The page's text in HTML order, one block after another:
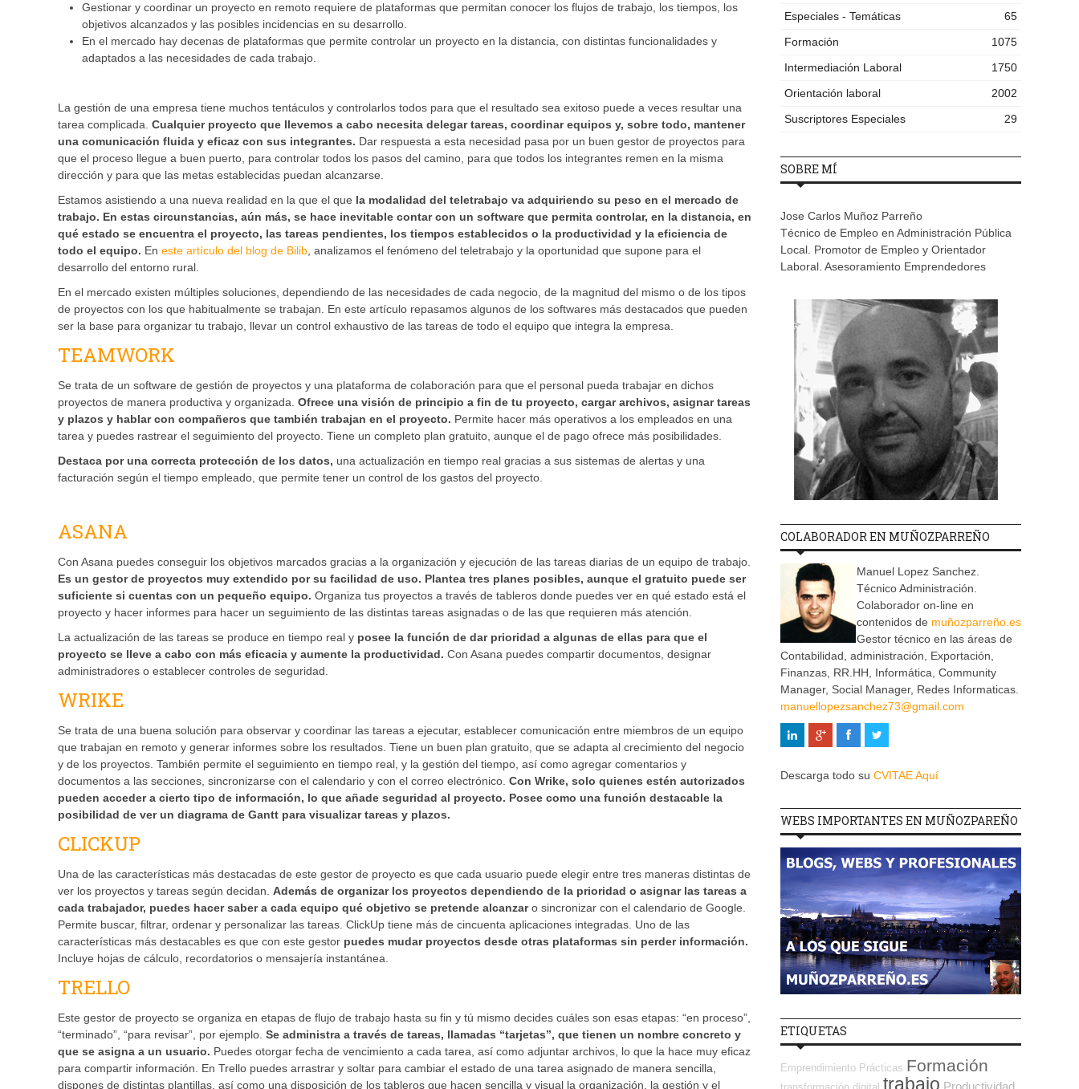
Gestionar y coordinar un proyecto en remoto requiere de plataformas que permitan conocer los flujos de trabajo, los tiempos, los
objetivos alcanzados y las posibles incidencias en su desarrollo.
En el mercado hay decenas de plataformas que permite controlar un proyecto en la distancia, con distintas funcionalidades y
adaptados a las necesidades de cada trabajo.
La gestión de una empresa tiene muchos tentáculos y controlarlos todos para que el resultado sea exitoso puede a veces resultar una
tarea complicada. Cualquier proyecto que llevemos a cabo necesita delegar tareas, coordinar equipos y, sobre todo, mantener
una comunicación fluida y eficaz con sus integrantes. Dar respuesta a esta necesidad pasa por un buen gestor de proyectos para
que el proceso llegue a buen puerto, para controlar todos los pasos del camino, para que todos los integrantes remen en la misma
dirección y para que las metas establecidas puedan alcanzarse.
Estamos asistiendo a una nueva realidad en la que el que la modalidad del teletrabajo va adquiriendo su peso en el mercado de
trabajo. En estas circunstancias, aún más, se hace inevitable contar con un software que permita controlar, en la distancia, en
qué estado se encuentra el proyecto, las tareas pendientes, los tiempos establecidos o la productividad y la eficiencia de
todo el equipo. En este artículo del blog de Bilib, analizamos el fenómeno del teletrabajo y la oportunidad que supone para el
desarrollo del entorno rural.
En el mercado existen múltiples soluciones, dependiendo de las necesidades de cada negocio, de la magnitud del mismo o de los tipos
de proyectos con los que habitualmente se trabajan. En este artículo repasamos algunos de los softwares más destacados que pueden
ser la base para organizar tu trabajo, llevar un control exhaustivo de las tareas de todo el equipo que integra la empresa.
TEAMWORK
Se trata de un software de gestión de proyectos y una plataforma de colaboración para que el personal pueda trabajar en dichos
proyectos de manera productiva y organizada. Ofrece una visión de principio a fin de tu proyecto, cargar archivos, asignar tareas
y plazos y hablar con compañeros que también trabajan en el proyecto. Permite hacer más operativos a los empleados en una
tarea y puedes rastrear el seguimiento del proyecto. Tiene un completo plan gratuito, aunque el de pago ofrece más posibilidades.
Destaca por una correcta protección de los datos, una actualización en tiempo real gracias a sus sistemas de alertas y una
facturación según el tiempo empleado, que permite tener un control de los gastos del proyecto.
ASANA
Con Asana puedes conseguir los objetivos marcados gracias a la organización y ejecución de las tareas diarias de un equipo de trabajo.
Es un gestor de proyectos muy extendido por su facilidad de uso. Plantea tres planes posibles, aunque el gratuito puede ser
suficiente si cuentas con un pequeño equipo. Organiza tus proyectos a través de tableros donde puedes ver en qué estado está el
proyecto y hacer informes para hacer un seguimiento de las distintas tareas asignadas o de las que requieren más atención.
La actualización de las tareas se produce en tiempo real y posee la función de dar prioridad a algunas de ellas para que el
proyecto se lleve a cabo con más eficacia y aumente la productividad. Con Asana puedes compartir documentos, designar
administradores o establecer controles de seguridad.
WRIKE
Se trata de una buena solución para observar y coordinar las tareas a ejecutar, establecer comunicación entre miembros de un equipo
que trabajan en remoto y generar informes sobre los resultados. Tiene un buen plan gratuito, que se adapta al crecimiento del negocio
y de los proyectos. También permite el seguimiento en tiempo real, y la gestión del tiempo, así como agregar comentarios y
documentos a las secciones, sincronizarse con el calendario y con el correo electrónico. Con Wrike, solo quienes estén autorizados
pueden acceder a cierto tipo de información, lo que añade seguridad al proyecto. Posee como una función destacable la
posibilidad de ver un diagrama de Gantt para visualizar tareas y plazos.
CLICKUP
Una de las características más destacadas de este gestor de proyecto es que cada usuario puede elegir entre tres maneras distintas de
ver los proyectos y tareas según decidan. Además de organizar los proyectos dependiendo de la prioridad o asignar las tareas a
cada trabajador, puedes hacer saber a cada equipo qué objetivo se pretende alcanzaro sincronizar con el calendario de Google.
Permite buscar, filtrar, ordenar y personalizar las tareas. ClickUp tiene más de cincuenta aplicaciones integradas. Uno de las
características más destacables es que con este gestor puedes mudar proyectos desde otras plataformas sin perder información.
Incluye hojas de cálculo, recordatorios o mensajería instantánea.
TRELLO
Este gestor de proyecto se organiza en etapas de flujo de trabajo hasta su fin y tú mismo decides cuáles son esas etapas: “en proceso”,
“terminado”, “para revisar”, por ejemplo. Se administra a través de tareas, llamadas “tarjetas”, que tienen un nombre concreto y
que se asigna a un usuario. Puedes otorgar fecha de vencimiento a cada tarea, así como adjuntar archivos, lo que la hace muy eficaz
para compartir información. En Trello puedes arrastrar y soltar para cambiar el estado de una tarea asignado de manera sencilla,
dispones de distintas plantillas, así como una disposición de los tableros que hacen sencilla y visual la organización, la gestión y el
Especiales - Temáticas
65
Formación
1075
Intermediación Laboral
1750
Orientación laboral
2002
Suscriptores Especiales
29
SOBRE MÍ
Jose Carlos Muñoz Parreño
Técnico de Empleo en Administración Pública
Local. Promotor de Empleo y Orientador
Laboral. Asesoramiento Emprendedores
COLABORADOR EN MUÑOZPARREÑO
Manuel Lopez Sanchez.
Técnico Administración.
Colaborador on-line en
contenidos de muñozparreño.es
Gestor técnico en las áreas de
Contabilidad, administración, Exportación,
Finanzas, RR.HH, Informática, Community
Manager, Social Manager, Redes Informaticas.
manuellopezsanchez73@gmail.com
Descarga todo su CVITAE Aquí
WEBS IMPORTANTES EN MUÑOZPAREÑO
ETIQUETAS
Emprendimiento Prácticas Formación
trabajo Productividad